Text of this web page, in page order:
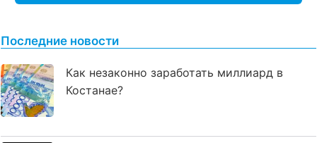
Последние новости
Как незаконно заработать миллиард в
Костанае?